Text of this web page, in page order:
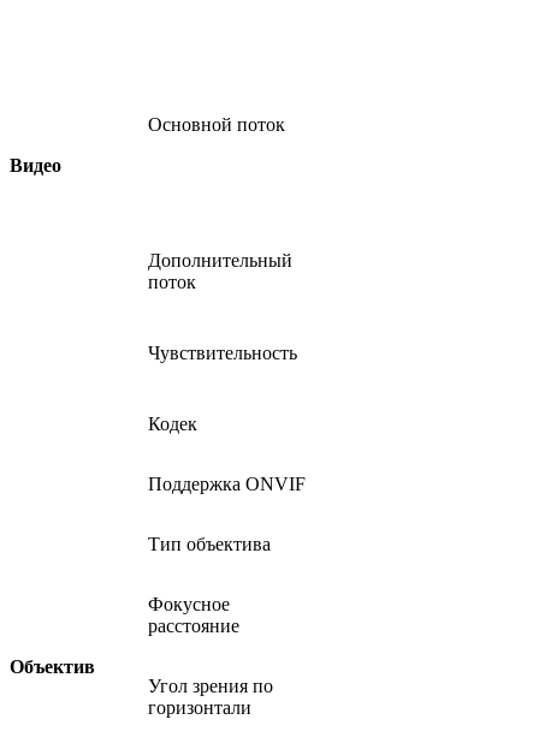
Видео
Основной поток
Дополнительный
поток
Чувствительность
Кодек
Поддержка ONVIF
Объектив
Тип объектива
Фокусное
расстояние
Угол зрения по
горизонтали